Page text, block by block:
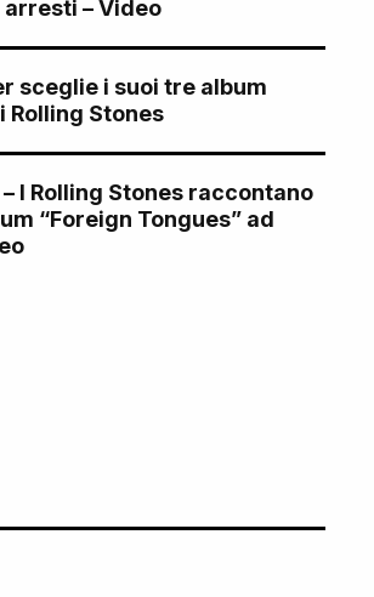
arresti – Video
sceglie i suoi tre album
Stones
I Rolling Stones raccontano
“Foreign Tongues” ad